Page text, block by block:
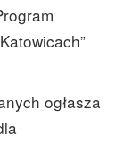
ogłasza